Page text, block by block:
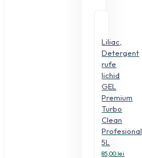
Liliac,
Detergent
rufe
lichid
GEL
Premium
Turbo
Clean
Profesional
5L
85,00 lei